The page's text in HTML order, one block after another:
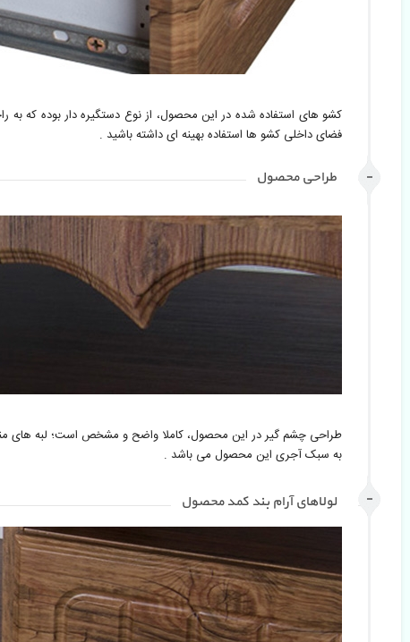
کشو های استفاده شده در این محصول، از نوع دستگیره دار بوده که به
فضای داخلی کشو ها استفاده بهینه ای داشته باشید .
طراحی محصول
طراحی چشم گیر در این محصول، کاملا واضح و مشخص است؛ لبه های
به سبک آجری این محصول می باشد .
لولاهای آرام بند کمد محصول